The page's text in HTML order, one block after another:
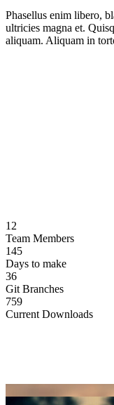
Phasellus enim libero,
ultricies magna et.
aliquam. Aliquam in
12
Team Members
145
Days to make
36
Git Branches
759
Current Downloads